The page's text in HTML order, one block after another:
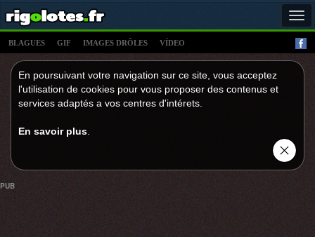
BLAGUES GIF IMAGES DRÔLES VÍDEO
En poursuivant votre navigation sur ce site, vous acceptez
l'utilisation de cookies pour vous proposer des contenus et
services adaptés a vos centres d'intérets.
En savoir plus
PUB